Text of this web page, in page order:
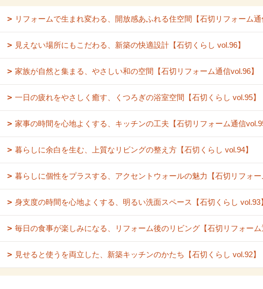
リフォームで生まれ変わる、開放感あふれる住空間【石切リフォーム
見えない場所にもこだわる、新築の快適設計【石切くらし vol.96】
家族が自然と集まる、やさしい和の空間【石切リフォーム通信vol.96】
一日の疲れをやさしく癒す、くつろぎの浴室空間【石切くらし vol.95】
家事の時間を心地よくする、キッチンの工夫【石切リフォーム通信
暮らしに余白を生む、上質なリビングの整え方【石切くらし vol.94】
暮らしに個性をプラスする、アクセントウォールの魅力【石切リフォ
身支度の時間を心地よくする、明るい洗面スペース【石切くらし vol.93
毎日の食事が楽しみになる、リフォーム後のリビング【石切リフォー
見せると使うを両立した、新築キッチンのかたち【石切くらし vol.92】